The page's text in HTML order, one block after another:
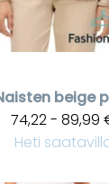
74,22 - 89,99
Heti